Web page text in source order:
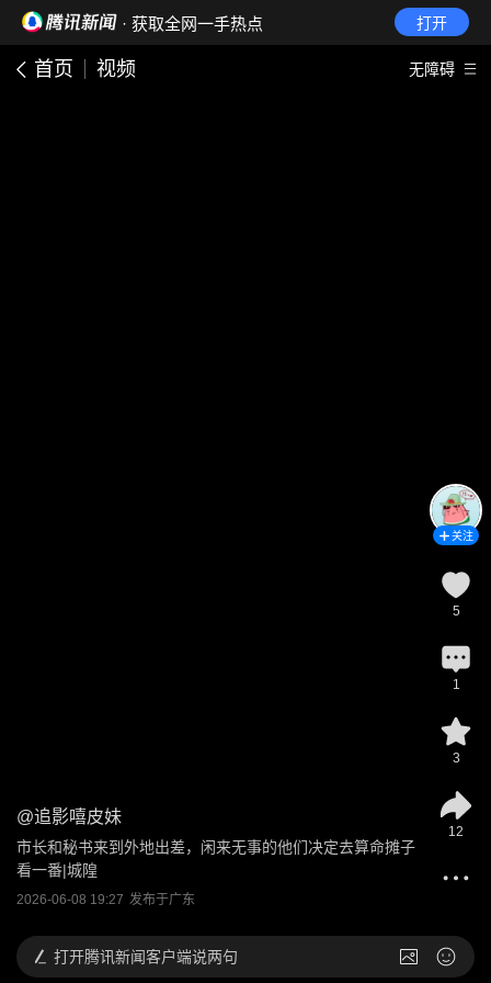
· 获取全网一手热点 打开
首页 视频 无障碍
@追影嘻皮妹
市长和秘书来到外地出差，闲来无事的他们决定去算命摊子
看一番|城隍
2026-06-08 19:27 发布于广东
关注
5
1
3
12
打开腾讯新闻客户端说两句